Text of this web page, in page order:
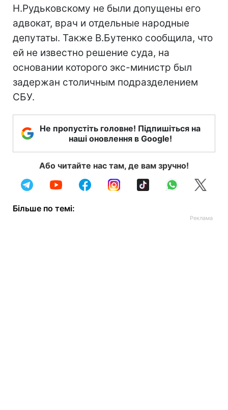
Н.Рудьковскому не были допущены его
адвокат, врач и отдельные народные
депутаты. Также В.Бутенко сообщила, что
ей не известно решение суда, на
основании которого экс-министр был
задержан столичным подразделением
СБУ.
Не пропустіть головне! Підпишіться на
наші оновлення в Google!
Або читайте нас там, де вам зручно!
Більше по темі: